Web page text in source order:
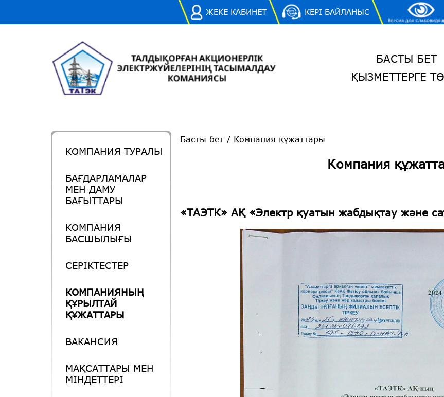
ЖЕКЕ КАБИНЕТ КЕРІ БАЙЛАНЫС
БАСТЫ БЕТ
ҚЫЗМЕТТЕРГЕ
КОМПАНИЯ ТУРАЛЫ
БАҒДАРЛАМАЛАР
МЕН ДАМУ
БАҒЫТТАРЫ
КОМПАНИЯ
БАСШЫЛЫҒЫ
СЕРІКТЕСТЕР
КОМПАНИЯНЫҢ
ҚҰРЫЛТАЙ
ҚҰЖАТТАРЫ
ВАКАНСИЯ
МАҚСАТТАРЫ МЕН
МІНДЕТТЕРІ
Басты бет / Компания құжаттары
Компания
«ТАЭТК» АҚ «Электр қуатын жабдықтау және